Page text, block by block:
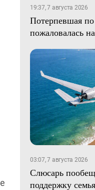
19:37, 7 августа 2026
Потерпевшая
пожаловалась
03:07, 7 августа 2026
Слюсарь
поддержку